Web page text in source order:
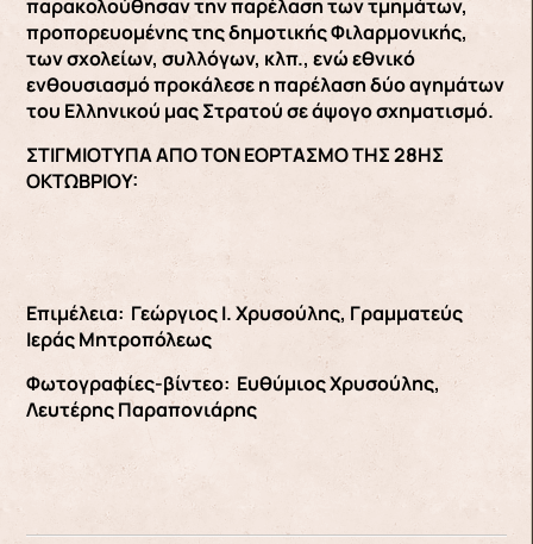
παρακολούθησαν την παρέλαση των τμημάτων,
προπορευομένης της δημοτικής Φιλαρμονικής,
των σχολείων, συλλόγων, κλπ., ενώ εθνικό
ενθουσιασμό προκάλεσε η παρέλαση δύο αγημάτων
του Ελληνικού μας Στρατού σε άψογο σχηματισμό.
ΣΤΙΓΜΙΟΤΥΠΑ ΑΠΟ ΤΟΝ ΕΟΡΤΑΣΜΟ ΤΗΣ 28ΗΣ
ΟΚΤΩΒΡΙΟΥ:
Επιμέλεια: Γεώργιος Ι. Χρυσούλης, Γραμματεύς
Ιεράς Μητροπόλεως
Φωτογραφίες-βίντεο: Ευθύμιος Χρυσούλης,
Λευτέρης Παραπονιάρης